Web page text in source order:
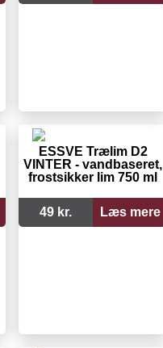
ESSVE Trælim D2
VINTER - vandbaseret,
frostsikker lim 750 ml
49 kr. Læs mere